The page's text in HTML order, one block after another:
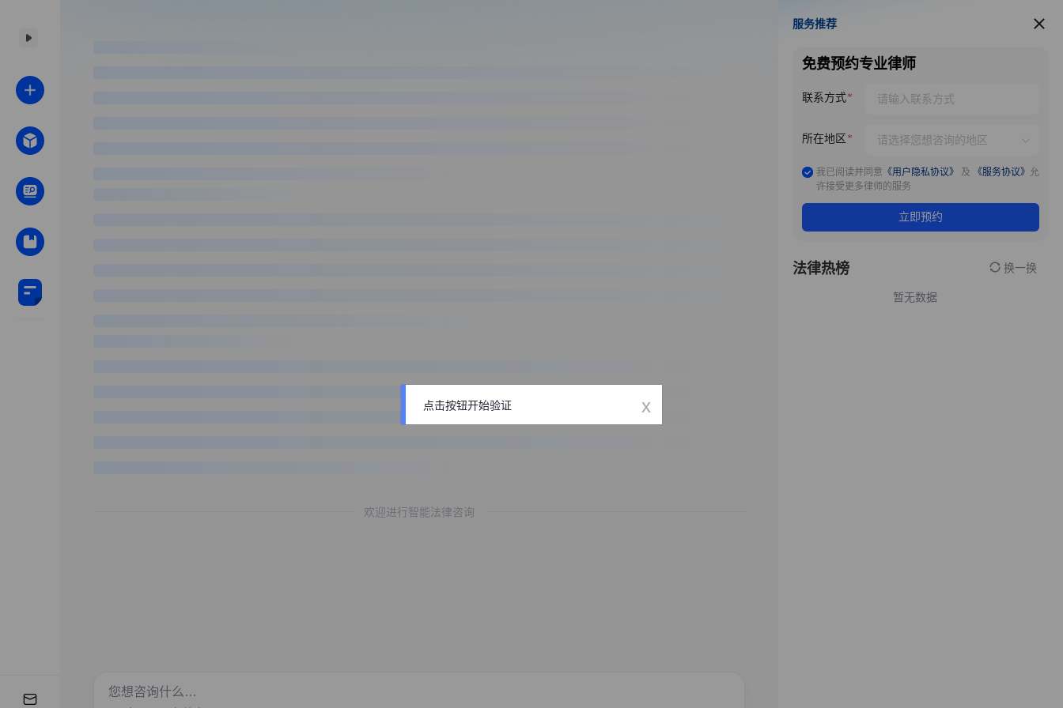
欢迎进行智能法律咨询
服务推荐
服务推荐
免费预约专业律师
联系方式
所在地区
我已阅读并同意 《用户隐私协议》 及 《服务协议》 允
许接受更多律师的服务
立即预约
法律热榜 换一换
暂无数据
点击按钮开始验证 x